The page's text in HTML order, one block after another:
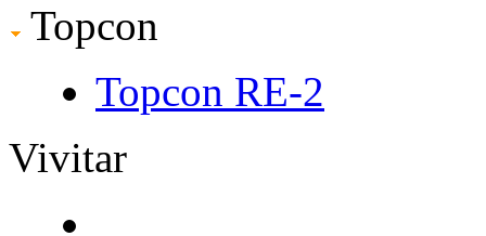
Topcon
Topcon RE-2
Vivitar